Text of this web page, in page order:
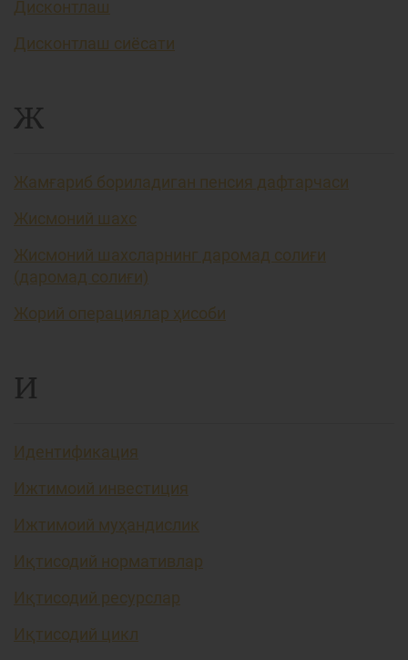
Дисконтлаш
Дисконтлаш сиёсати
Ж
Жамғариб бориладиган пенсия дафтарчаси
Жисмоний шахс
Жисмоний шахсларнинг даромад солиғи
(даромад солиғи)
Жорий операциялар ҳисоби
И
Идентификация
Ижтимоий инвестиция
Ижтимоий муҳандислик
Иқтисодий нормативлар
Иқтисодий ресурслар
Иқтисодий цикл